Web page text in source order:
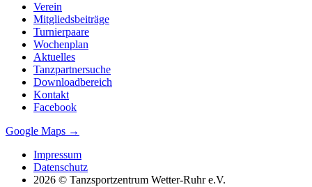
Verein
Mitgliedsbeiträge
Turnierpaare
Wochenplan
Aktuelles
Tanzpartnersuche
Downloadbereich
Kontakt
Facebook
Google Maps →
Impressum
Datenschutz
2026 © Tanzsportzentrum Wetter-Ruhr e.V.